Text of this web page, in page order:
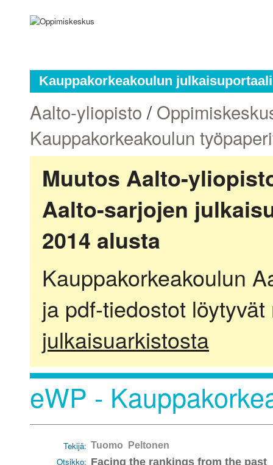
Kauppakorkeakoulun julkaisuportaali
Aalto-yliopisto /
Kauppakorkeakoulun
Muutos Aalto-
Aalto-sarjojen
2014 alusta
Kauppakorkeakoulun
ja pdf-tiedostot
julkaisuarkistosta
eWP -
Tekijä: Tuomo Peltonen
Otsikko: Facing the rankings from the past